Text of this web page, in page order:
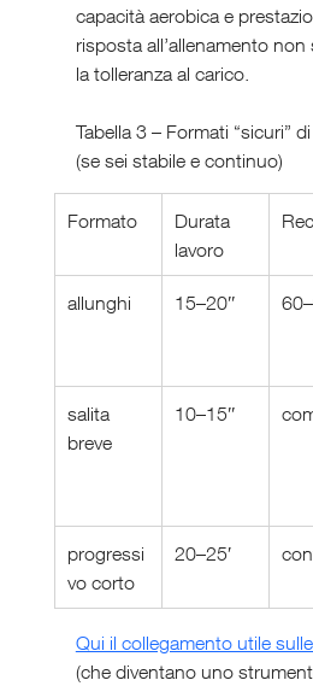
capacità aerobica e
risposta all’allenamento
la tolleranza al carico.
Tabella 3 – Formati “sicuri”
(se sei stabile e continuo)
Formato
Durata
lavoro
allunghi 15–20″
salita
breve
10–15″
progressi
vo corto
20–25′
Qui il collegamento utile
(che diventano uno